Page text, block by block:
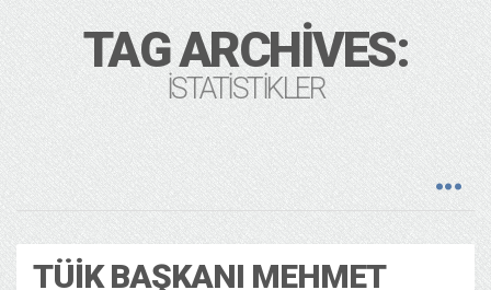
TAG ARCHIVES:
ISTATISTIKLER
TÜİK BAŞKANI MEHMET